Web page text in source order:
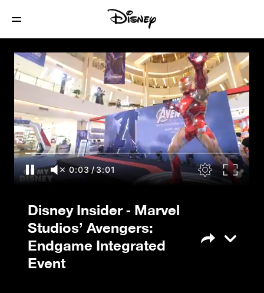
Disney Insider - Marvel Studios’
Avengers: Endgame Integrated Event
0:04/3:01
Disney Insider - Marvel
Studios’ Avengers:
Endgame Integrated
Event